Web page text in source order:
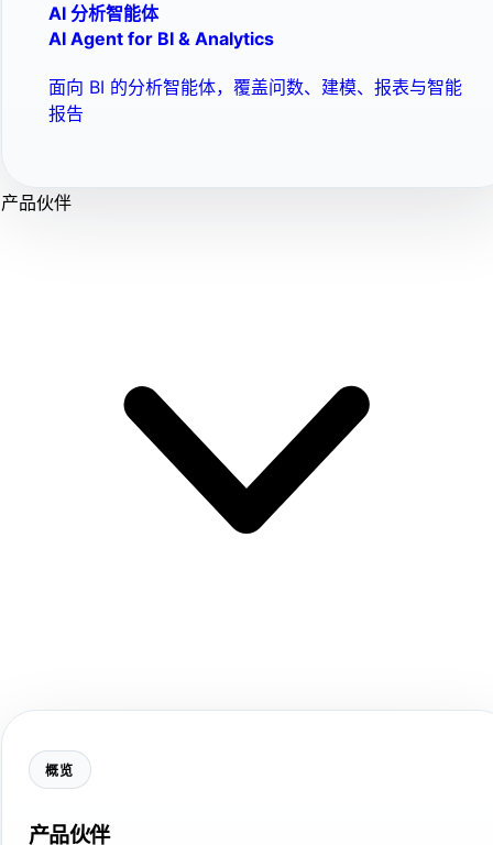
AI 分析智能体
AI Agent for BI & Analytics
面向 BI 的分析智能体，覆盖问数、建模、报表与智能
报告
产品伙伴
概览
产品伙伴